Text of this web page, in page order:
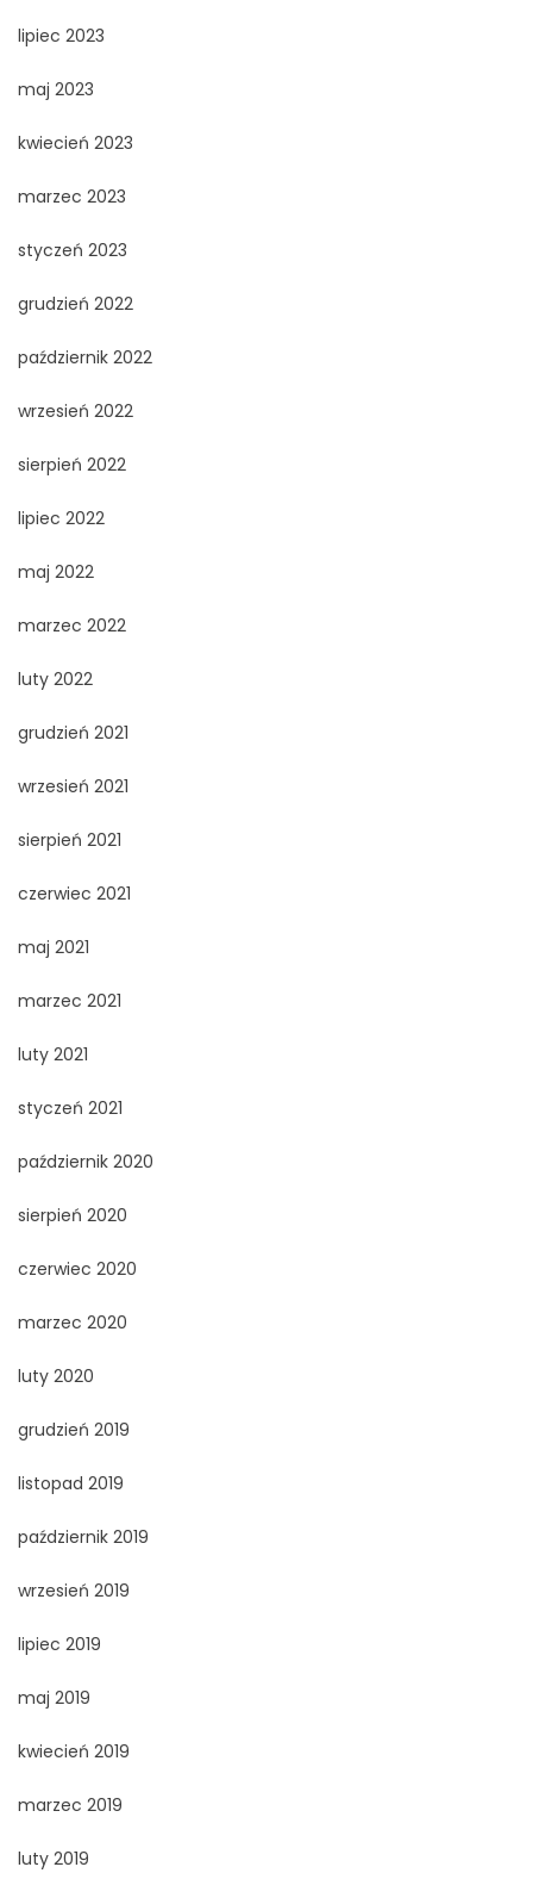
lipiec 2023
maj 2023
kwiecień 2023
marzec 2023
styczeń 2023
grudzień 2022
październik 2022
wrzesień 2022
sierpień 2022
lipiec 2022
maj 2022
marzec 2022
luty 2022
grudzień 2021
wrzesień 2021
sierpień 2021
czerwiec 2021
maj 2021
marzec 2021
luty 2021
styczeń 2021
październik 2020
sierpień 2020
czerwiec 2020
marzec 2020
luty 2020
grudzień 2019
listopad 2019
październik 2019
wrzesień 2019
lipiec 2019
maj 2019
kwiecień 2019
marzec 2019
luty 2019